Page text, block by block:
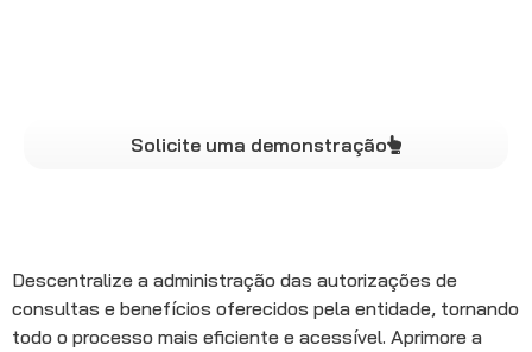
Solicite uma demonstração
Descentralize a administração das autorizações de
consultas e benefícios oferecidos pela entidade, tornando
todo o processo mais eficiente e acessível. Aprimore a